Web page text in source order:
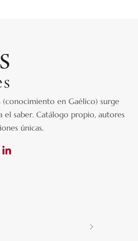
(conocimiento en Gaélico) surge
el saber.Catálogo propio, autores
únicas.
Pinterest